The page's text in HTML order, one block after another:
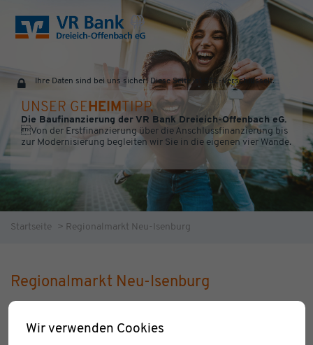
Ihre Daten sind bei uns sicher! Diese Seite ist SSL-Verschlüsselt.
UNSER GE HEIM TIPP,
Die Baufinanzierung der VR Bank Dreieich-Offenbach eG.
Von der Erstfinanzierung über die Anschlussfinanzierung bis
zur Modernisierung begleiten wir Sie in die eigenen vier Wände.
Startseite > Regionalmarkt Neu-Isenburg
Regionalmarkt Neu-Isenburg
9. Oktober 2018
Wir verwenden Cookies